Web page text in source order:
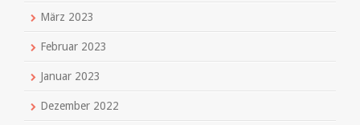
März 2023
Februar 2023
Januar 2023
Dezember 2022